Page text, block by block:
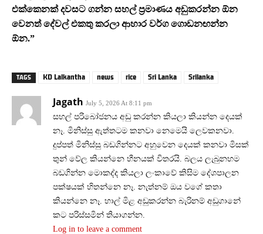
එක්කෙනක් දවසට ගන්න සහල් ප්‍රමාණය අඩුකරන්න ඕන
වෙනත් දේවල් එකතු කරලා ආහාර වර්ග ගොඩනඟන්න
ඕන.”
TAGS KD Lalkantha news rice Sri Lanka Srilanka
Jagath July 5, 2026 At 8:11 pm
සහල් පරිබෝජනය අඩු කරන්න කියලා කියන්න දෙයක්
නෑ. මිනිස්සු ඇත්තටම කනවා නෙමෙයි ලෙවකනවා.
දුප්පත් මිනිස්සු බඩගින්නට අහුවෙන දෙයක් කනවා මිසක්
තුන් වේල කියන්නෙ හීනයක් විතරයි. බලය ලැබුනහම
බඩගින්න මොකද්ද කියලා ලංකාවේ කිසිම දේශපාලන
පක්ෂයක් හිතන්නෙ නෑ. නැත්නම් ඔය වගේ කතා
කියන්නෙ නෑ. හාල් මිළ අඩුකරන්න බැරිනම් අඩුගානේ
කට පරිස්සමින් තියාගන්න.
Log in to leave a comment